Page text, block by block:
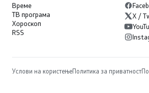
Време
ТВ програма
Хороскоп
RSS
X /
Услови на користењеПолитика за приватност